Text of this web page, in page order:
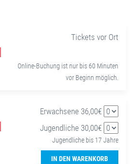
Tickets vor Ort
Online-Buchung ist nur bis 60 Minuten
vor Beginn möglich.
Erwachsene 36,00€
Jugendliche 30,00€
Jugendliche bis 17 Jahre
IN DEN WARENKORB